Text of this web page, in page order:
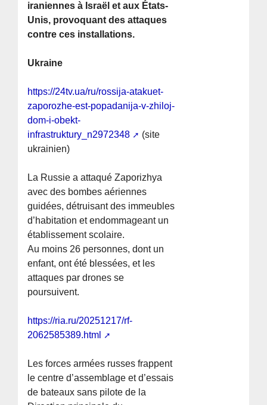
iraniennes à Israël et aux États-
Unis, provoquant des attaques
contre ces installations.
Ukraine
https://24tv.ua/ru/rossija-atakuet-
zaporozhe-est-popadanija-v-zhiloj-
dom-i-obekt-
infrastruktury_n2972348
(site
ukrainien)
La Russie a attaqué Zaporizhya
avec des bombes aériennes
guidées, détruisant des immeubles
d’habitation et endommageant un
établissement scolaire.
Au moins 26 personnes, dont un
enfant, ont été blessées, et les
attaques par drones se
poursuivent.
https://ria.ru/20251217/rf-
2062585389.html
Les forces armées russes frappent
le centre d’assemblage et d’essais
de bateaux sans pilote de la